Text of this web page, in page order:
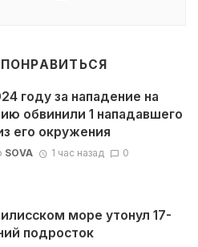
году за нападение на
обвинили 1 нападавшего
его окружения
SOVA 1 час назад 0
море утонул 17-
подросток